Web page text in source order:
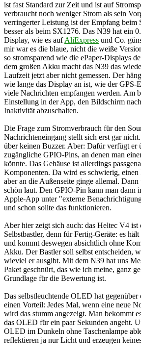
ist fast Standard zur Zeit und ist auf
verbraucht noch weniger Strom als sein
verringerter Leistung ist der Empfang beim
besser als beim SX1276. Das N39 hat ein
Display, wie es aufAliExpress und Co.
mir war es die blaue, nicht die weiße
so stromsparend wie die ePaper-Displays
dem großen Akku macht das N39 das
Laufzeit jetzt aber nicht gemessen. Der
wie lange das Display an ist, wie der GPS-
viele Nachrichten empfangen werden. Am
Einstellung in der App, den Bildschirm
Inaktivität abzuschalten.
Die Frage zum Stromverbrauch für den
Nachrichteneingang stellt sich erst gar
über keinen Buzzer. Aber: Dafür verfügt er
zugängliche GPIO-Pins, an denen man
könnte. Das Gehäuse ist allerdings
Komponenten. Da wird es schwierig, einen
aber an die Außenseite ginge allemal.
schön laut. Den GPIO-Pin kann man dann
Apple-App unter "externe
und schon sollte das funktionieren.
Aber hier zeigt sich auch: das Heltec V4 ist
Selbstbastler, denn für Fertig-Geräte: es
und kommt deswegen absichtlich ohne
Akku. Der Bastler soll selbst entscheiden,
wieviel er ausgibt. Mit dem N39 hat uns
Paket geschnürt, das wie ich meine, ganz
Grundlage für die Bewertung ist.
Das selbstleuchtende OLED hat
einen Vorteil: Jedes Mal, wenn eine neue
wird das stumm angezeigt. Man bekommt
das OLED für ein paar Sekunden angeht.
OLED im Dunkeln ohne Taschenlampe
reflektieren ja nur Licht und erzeugen